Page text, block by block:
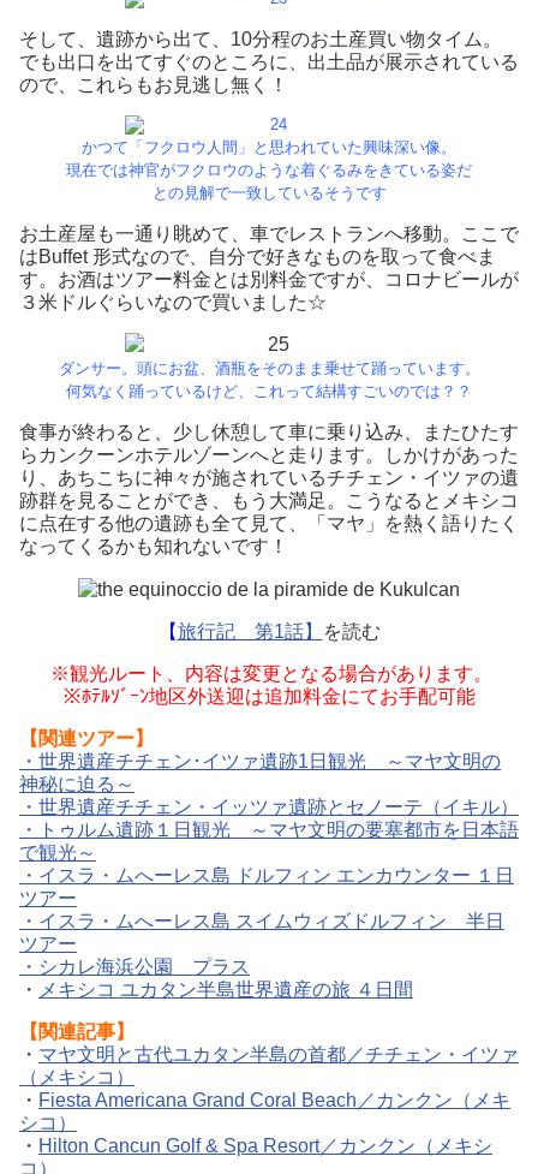
そして、遺跡から出て、10分程のお土産買い物タイム。
でも出口を出てすぐのところに、出土品が展示されている
ので、これらもお見逃し無く！
かつて「フクロウ人間」と思われていた興味深い像。
現在では神官がフクロウのような着ぐるみをきている姿だ
との見解で一致しているそうです
お土産屋も一通り眺めて、車でレストランへ移動。ここで
はBuffet 形式なので、自分で好きなものを取って食べま
す。お酒はツアー料金とは別料金ですが、コロナビールが
３米ドルぐらいなので買いました☆
ダンサー。頭にお盆、酒瓶をそのまま乗せて踊っています。
何気なく踊っているけど、これって結構すごいのでは？？
食事が終わると、少し休憩して車に乗り込み、またひたす
らカンクーンホテルゾーンへと走ります。しかけがあった
り、あちこちに神々が施されているチチェン・イツァの遺
跡群を見ることができ、もう大満足。こうなるとメキシコ
に点在する他の遺跡も全て見て、「マヤ」を熱く語りたく
なってくるかも知れないです！
【旅行記 第1話】 を読む
※観光ルート、内容は変更となる場合があります。
※ﾎﾃﾙｿﾞｰﾝ地区外送迎は追加料金にてお手配可能
【関連ツアー】
・世界遺産チチェン･イツァ遺跡1日観光 ～マヤ文明の
神秘に迫る～
・世界遺産チチェン・イッツァ遺跡とセノーテ（イキル）
・トゥルム遺跡１日観光 ～マヤ文明の要塞都市を日本語
で観光～
・イスラ・ムへーレス島 ドルフィン エンカウンター １日
ツアー
・イスラ・ムへーレス島 スイムウィズドルフィン 半日
ツアー
・シカレ海浜公園 プラス
・ メキシコ ユカタン半島世界遺産の旅 ４日間
【関連記事】
・ マヤ文明と古代ユカタン半島の首都／チチェン・イツァ
（メキシコ）
・ Fiesta Americana Grand Coral Beach／カンクン（メキ
シコ）
・ Hilton Cancun Golf & Spa Resort／カンクン（メキシ
コ）